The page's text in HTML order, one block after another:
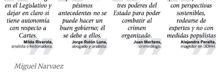
Miguel Narvaez